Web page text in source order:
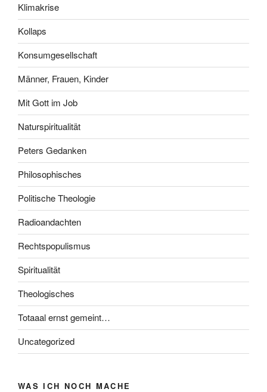
Klimakrise
Kollaps
Konsumgesellschaft
Männer, Frauen, Kinder
Mit Gott im Job
Naturspiritualität
Peters Gedanken
Philosophisches
Politische Theologie
Radioandachten
Rechtspopulismus
Spiritualität
Theologisches
Totaaal ernst gemeint…
Uncategorized
WAS ICH NOCH MACHE